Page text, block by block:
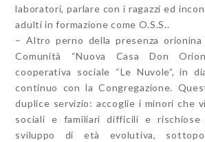
laboratori, parlare con i ragazzi ed
adulti in formazione come O.S.S..
– Altro perno della presenza
Comunità “Nuova Casa Don
cooperativa sociale “Le Nuvole”, in
continuo con la Congregazione.
duplice servizio: accoglie i minori che
sociali e familiari difficili e rischiose
sviluppo di età evolutiva,